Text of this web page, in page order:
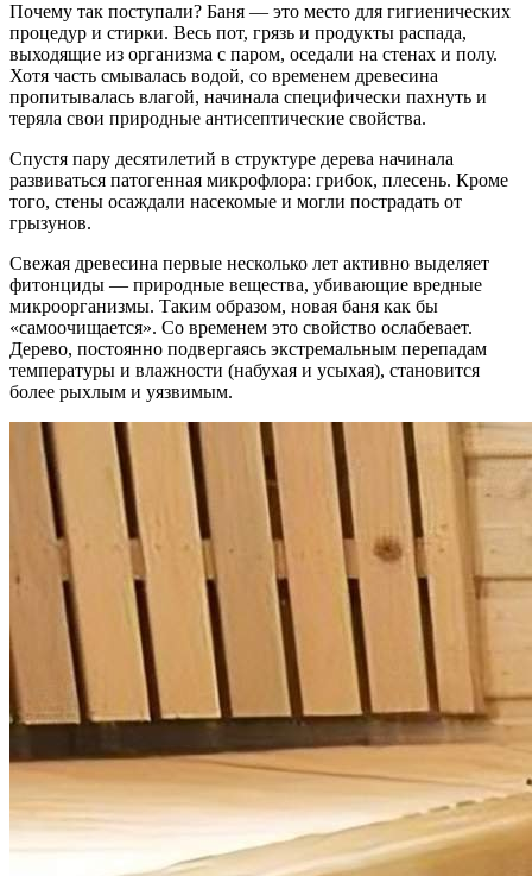
Почему так поступали? Баня — это место для гигиенических
процедур и стирки. Весь пот, грязь и продукты распада,
выходящие из организма с паром, оседали на стенах и полу.
Хотя часть смывалась водой, со временем древесина
пропитывалась влагой, начинала специфически пахнуть и
теряла свои природные антисептические свойства.
Спустя пару десятилетий в структуре дерева начинала
развиваться патогенная микрофлора: грибок, плесень. Кроме
того, стены осаждали насекомые и могли пострадать от
грызунов.
Свежая древесина первые несколько лет активно выделяет
фитонциды — природные вещества, убивающие вредные
микроорганизмы. Таким образом, новая баня как бы
«самоочищается». Со временем это свойство ослабевает.
Дерево, постоянно подвергаясь экстремальным перепадам
температуры и влажности (набухая и усыхая), становится
более рыхлым и уязвимым.